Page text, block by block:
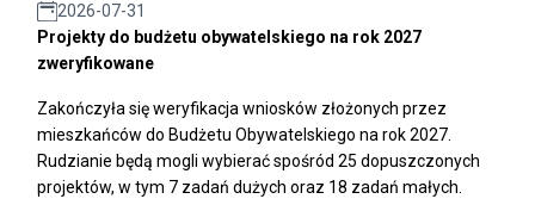
2026-07-31
Projekty do budżetu obywatelskiego na rok 2027
zweryfikowane
Zakończyła się weryfikacja wniosków złożonych przez
mieszkańców do Budżetu Obywatelskiego na rok 2027.
Rudzianie będą mogli wybierać spośród 25 dopuszczonych
projektów, w tym 7 zadań dużych oraz 18 zadań małych.